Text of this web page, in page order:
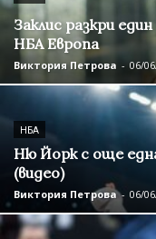
Заклис разкри
НБА Европа
Виктория Петрова - 06/
НБА
Ню Йорк с още
(видео)
Виктория Петрова - 06/